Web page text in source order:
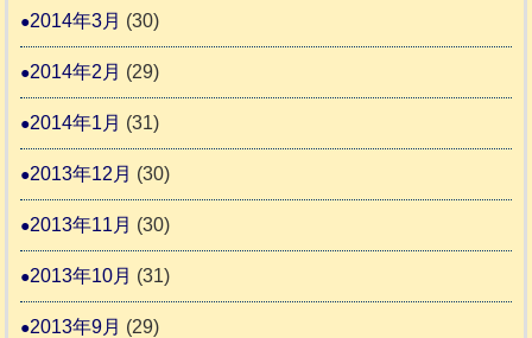
2014年3月 (30)
2014年2月 (29)
2014年1月 (31)
2013年12月 (30)
2013年11月 (30)
2013年10月 (31)
2013年9月 (29)